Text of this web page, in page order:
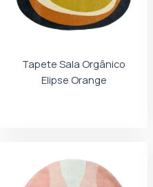
Tapete Sala Orgânico
Elipse Orange